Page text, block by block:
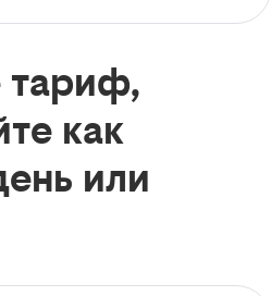
тариф,
как
или